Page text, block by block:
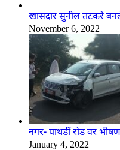
खासदार सुनील तटकरे
November 6, 2022
नगर- पाथर्डी रोड वर
January 4, 2022